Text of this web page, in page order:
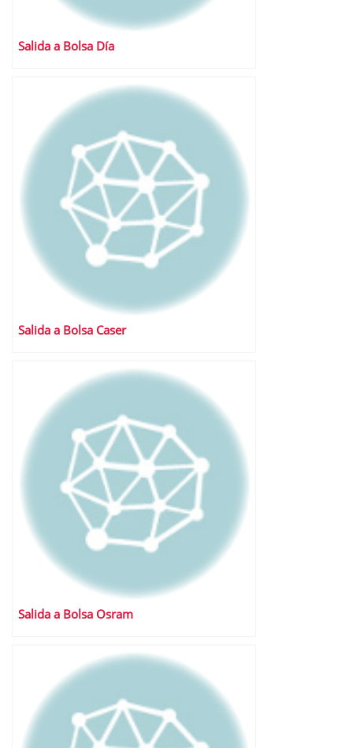
Salida a Bolsa Día
Salida a Bolsa Caser
Salida a Bolsa Osram